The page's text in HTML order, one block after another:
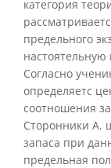
категория
предельного
настоятельную
Согласно
определяетс
соотношения
Сторонники А.
запаса при
предельная